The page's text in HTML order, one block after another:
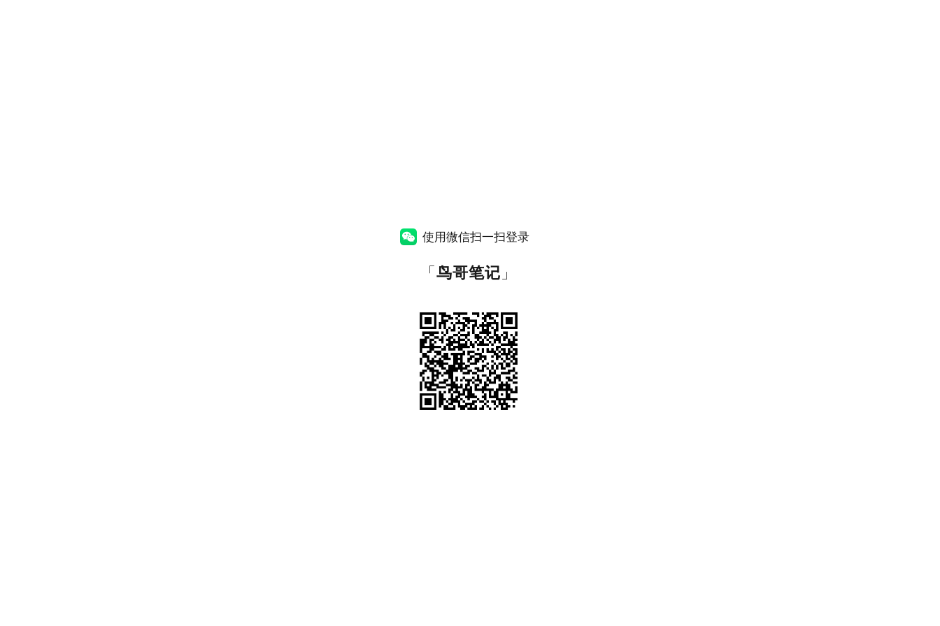
使用微信扫一扫登录
「鸟哥笔记 」